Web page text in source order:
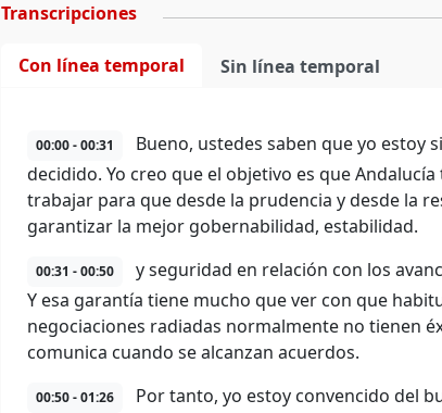
Transcripciones
Con línea temporal Sin línea temporal
00:00 - 00:31
Bueno, ustedes saben que yo estoy
decidido. Yo creo que el objetivo es que
trabajar para que desde la prudencia y desde la
garantizar la mejor gobernabilidad, estabilidad.
00:31 - 00:50
y seguridad en relación con los
Y esa garantía tiene mucho que ver con que
negociaciones radiadas normalmente no tienen
comunica cuando se alcanzan acuerdos.
00:50 - 01:26
Por tanto, yo estoy convencido del